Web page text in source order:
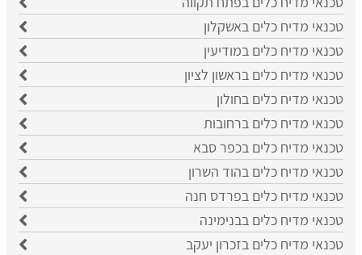
טכנאי מדיח כלים באשקלון
טכנאי מדיח כלים במודיעין
טכנאי מדיח כלים בראשון לציון
טכנאי מדיח כלים בחולון
טכנאי מדיח כלים ברחובות
טכנאי מדיח כלים בכפר סבא
טכנאי מדיח כלים בהוד השרון
טכנאי מדיח כלים בפרדס חנה
טכנאי מדיח כלים בבנימינה
טכנאי מדיח כלים בזכרון יעקב